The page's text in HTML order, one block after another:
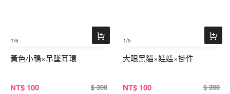
1/6
黃色小鴨×吊墜耳環
NT$ 100 $ 390
1/5
大眼黑貓×娃娃×掛件
NT$ 100 $ 390